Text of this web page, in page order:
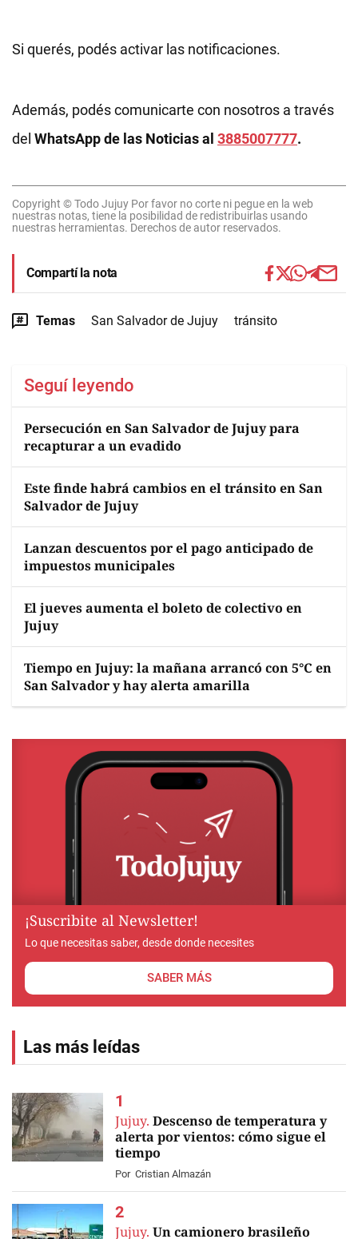
Si querés, podés activar las notificaciones.
Además, podés comunicarte con nosotros a través
del WhatsApp de las Noticias al 3885007777.
Copyright © Todo Jujuy Por favor no corte ni pegue en la web
nuestras notas, tiene la posibilidad de redistribuirlas usando
nuestras herramientas. Derechos de autor reservados.
Compartí la nota
Temas San Salvador de Jujuy tránsito
Seguí leyendo
Persecución en San Salvador de Jujuy para
recapturar a un evadido
Este finde habrá cambios en el tránsito en San
Salvador de Jujuy
Lanzan descuentos por el pago anticipado de
impuestos municipales
El jueves aumenta el boleto de colectivo en
Jujuy
Tiempo en Jujuy: la mañana arrancó con 5°C en
San Salvador y hay alerta amarilla
¡Suscribite al Newsletter!
Lo que necesitas saber, desde donde necesites
SABER MÁS
Las más leídas
Jujuy. Descenso de temperatura y
alerta por vientos: cómo sigue el
tiempo
Por Cristian Almazán
Jujuy. Un camionero brasileño